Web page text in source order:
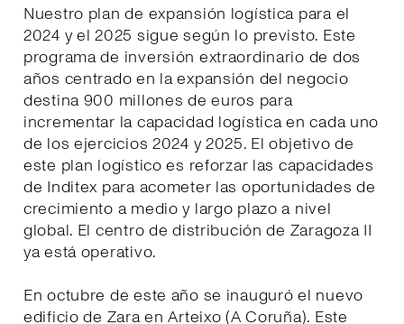
Nuestro plan de expansión logística para el
2024 y el 2025 sigue según lo previsto. Este
programa de inversión extraordinario de dos
años centrado en la expansión del negocio
destina 900 millones de euros para
incrementar la capacidad logística en cada uno
de los ejercicios 2024 y 2025. El objetivo de
este plan logístico es reforzar las capacidades
de Inditex para acometer las oportunidades de
crecimiento a medio y largo plazo a nivel
global. El centro de distribución de Zaragoza II
ya está operativo.
En octubre de este año se inauguró el nuevo
edificio de Zara en Arteixo (A Coruña). Este